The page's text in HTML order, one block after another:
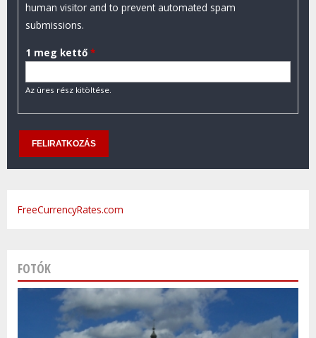
human visitor and to prevent automated spam
submissions.
1 meg kettő *
Az üres rész kitöltése.
FreeCurrencyRates.com
FOTÓK